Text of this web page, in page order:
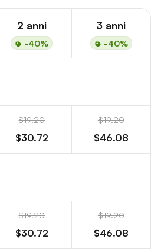
2 anni
-40%
3 anni
-40%
$19.20
$30.72
$19.20
$46.08
$19.20
$30.72
$19.20
$46.08